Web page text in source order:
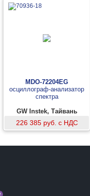
MDO-72204EG
осциллограф-анализатор
спектра
GW Instek, Тайвань
226 385 руб. с НДС